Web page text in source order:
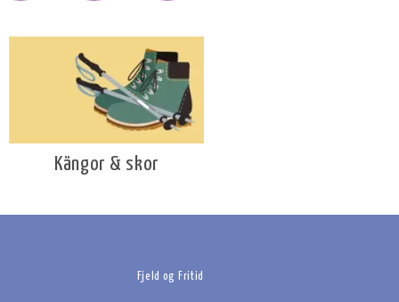
Kängor & skor
Fjeld og Fritid